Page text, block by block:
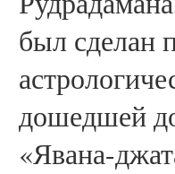
был сделан
дошедшей
«Явана-